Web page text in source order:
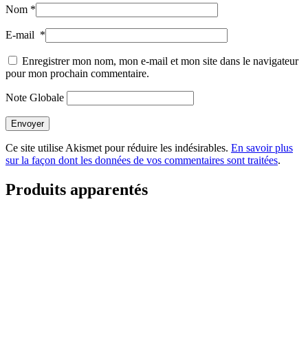
Nom *
E-mail *
Enregistrer mon nom, mon e-mail et mon site dans le navigateur
pour mon prochain commentaire.
Note Globale
Envoyer
Ce site utilise Akismet pour réduire les indésirables. En savoir plus
sur la façon dont les données de vos commentaires sont traitées.
Produits apparentés